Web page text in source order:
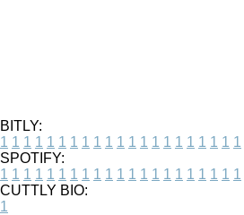
BITLY:
1 1 1 1 1 1 1 1 1 1 1 1 1 1 1 1 1 1 1 1 1
SPOTIFY:
1 1 1 1 1 1 1 1 1 1 1 1 1 1 1 1 1 1 1 1 1
CUTTLY BIO:
1